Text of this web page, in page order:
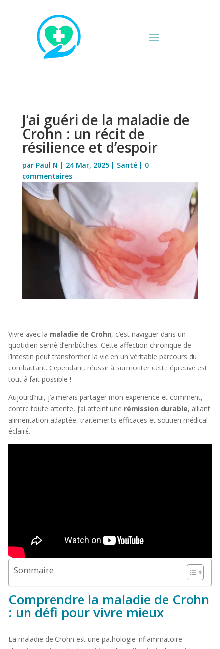
J’ai guéri de la maladie de
Crohn : un récit de
résilience et d’espoir
par Paul N | 24 Mar, 2025| Santé| 0
commentaires
Vivre avec la maladie de Crohn, c’est naviguer dans un
quotidien semé d’embûches. Cette affection chronique de
l’intestin peut transformer la vie en un véritable parcours du
combattant. Cependant, réussir à surmonter cette épreuve est
tout à fait possible !
Aujourd’hui, j’aimerais partager mon expérience et comment,
contre toute attente, j’ai atteint une rémission durable, alliant
alimentation adaptée, traitements efficaces et soutien médical
éclairé.
Sommaire
Comprendre la maladie de Crohn
: un défi pour vivre mieux
La maladie de Crohn est une pathologie inflammatoire